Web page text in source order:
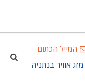
המייל הכתום
מזג אוויר בנתניה